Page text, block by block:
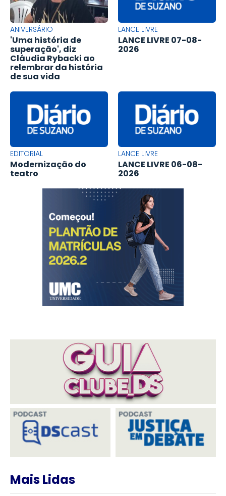
ANIVERSÁRIO
'Uma história de
superação', diz
Cláudia Rybacki ao
relembrar da história
de sua vida
LANCE LIVRE
LANCE LIVRE 07-08-
2026
EDITORIAL
Modernização do
teatro
LANCE LIVRE
LANCE LIVRE 06-08-
2026
Mais Lidas